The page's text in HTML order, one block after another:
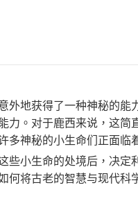
外地获得了一种神秘的
力。对于鹿西来说，这
多神秘的小生命们正面临
些小生命的处境后，决
何将古老的智慧与现代科